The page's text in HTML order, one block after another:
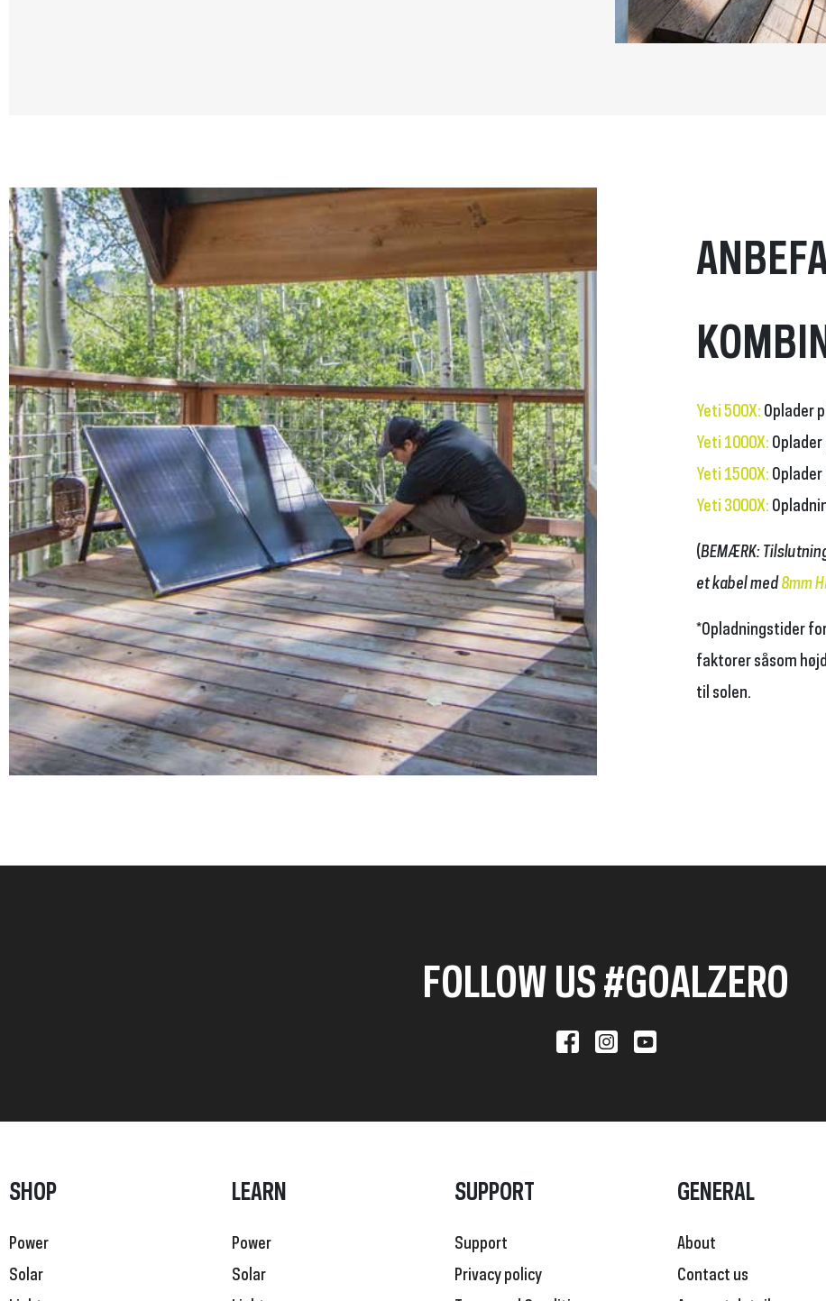
Yeti 500X:Oplader
Yeti 1000X:
Yeti 1500X:
Yeti 3000X:
(BEMÆRK:
et kabel med8mm
*Opladningstider
faktorer såsom
til solen.
FOLLOW US #GOALZERO
SHOP
Power
Solar
LEARN
Power
Solar
SUPPORT
Support
Privacy policy
GENERAL
About
Contact us